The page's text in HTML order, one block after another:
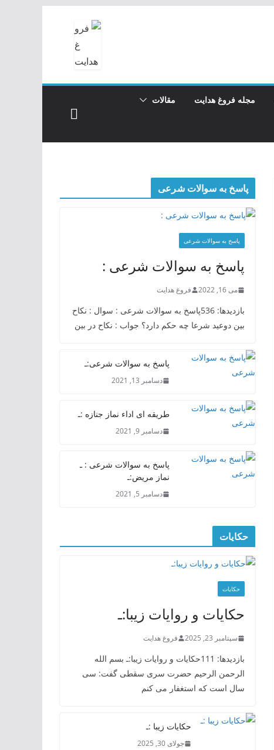
مجله فروغ هدایت مقالات
پاسخ به سوالات شرعی
پاسخ به سوالات شرعی
پاسخ به سوالات شرعی :
می 16, 2022 فروغ هدایت
بازدیدها: 536پاسخ به سوالات شرعی : سوال : نکاح
بین دوعید شرعا چه حکم دارد؟ جواب : نکاح در بین
پاسخ به سوالات شرعی:ـ
دسامبر 13, 2021
طریقه ای اداء نماز جنازه :ـ
دسامبر 9, 2021
پاسخ به سوالات شرعی : ـ
نماز مریض:ـ
دسامبر 5, 2021
حکایات
حکایات
حکایات و روایات زیبا:ـ
سپتامبر 23, 2025 فروغ هدایت
بازدیدها: 111حکایات و روایات زیبا:ـ بسم الله
الرحمن الرحیم حضرت سری سقطی گفت: سی
سال است که استغفار می کنم
حکایات زیبا :ـ
جولای 30, 2025